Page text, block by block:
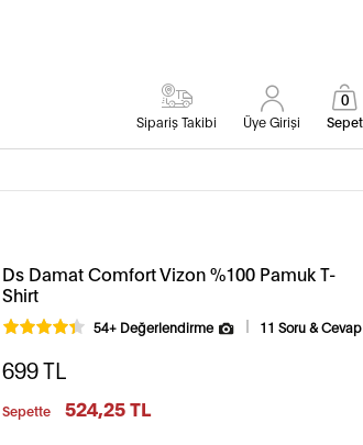
Sipariş Takibi Üye Girişi Sepet
0
Ds Damat Comfort Vizon %100 Pamuk T-
Shirt
54+ Değerlendirme 11 Soru & Cevap
699TL
Sepette 524,25 TL